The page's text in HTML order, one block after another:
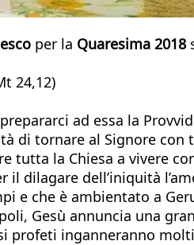
per la Quaresima 2018
24,12)
ad essa la
di tornare al Signore
tutta la Chiesa a vivere
il dilagare dell’iniquità
e che è ambientato a
Gesù annuncia una
inganneranno